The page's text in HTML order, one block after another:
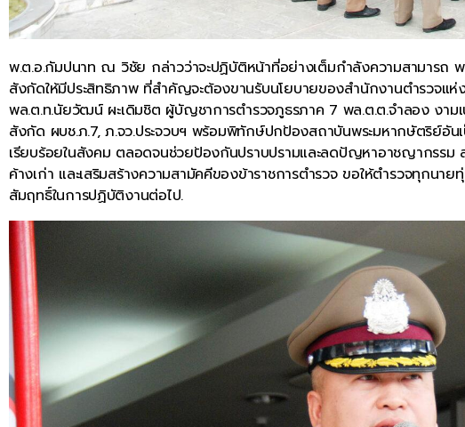
พ.ต.อ.กัมปนาท ณ วิชัย กล่าวว่าจะปฏิบัติหน้าที่อย่างเต็มกำลังความสามารถ
สังกัดให้มีประสิทธิภาพ ที่สำคัญจะต้องขานรับนโยบายของสำนักงานตำรวจ
พล.ต.ท.นัยวัฒน์ ผะเดิมชิต ผู้บัญชาการตำรวจภูธรภาค 7 พล.ต.ต.จำลอง งาม
สังกัด ผบช.ภ.7, ภ.จว.ประจวบฯ พร้อมพิทักษ์ปกป้องสถาบันพระมหากษัตริย์อัน
เรียบร้อยในสังคม ตลอดจนช่วยป้องกันปราบปรามและลดปัญหาอาชญากรร
ค้างเก่า และเสริมสร้างความสามัคคีของข้าราชการตำรวจ ขอให้ตำรวจทุกน
สัมฤทธิ์ในการปฏิบัติงานต่อไป.